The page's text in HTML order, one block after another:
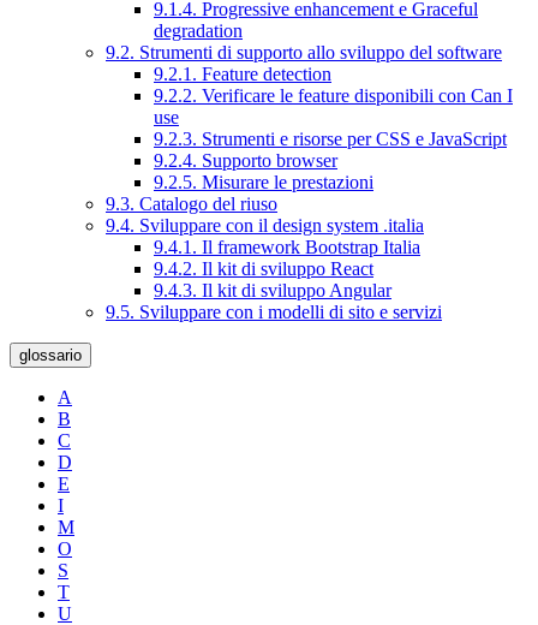
9.1.4. Progressive enhancement e Graceful
degradation
9.2. Strumenti di supporto allo sviluppo del software
9.2.1. Feature detection
9.2.2. Verificare le feature disponibili con Can I
use
9.2.3. Strumenti e risorse per CSS e JavaScript
9.2.4. Supporto browser
9.2.5. Misurare le prestazioni
9.3. Catalogo del riuso
9.4. Sviluppare con il design system .italia
9.4.1. Il framework Bootstrap Italia
9.4.2. Il kit di sviluppo React
9.4.3. Il kit di sviluppo Angular
9.5. Sviluppare con i modelli di sito e servizi
glossario
A
B
C
D
E
I
M
O
S
T
U